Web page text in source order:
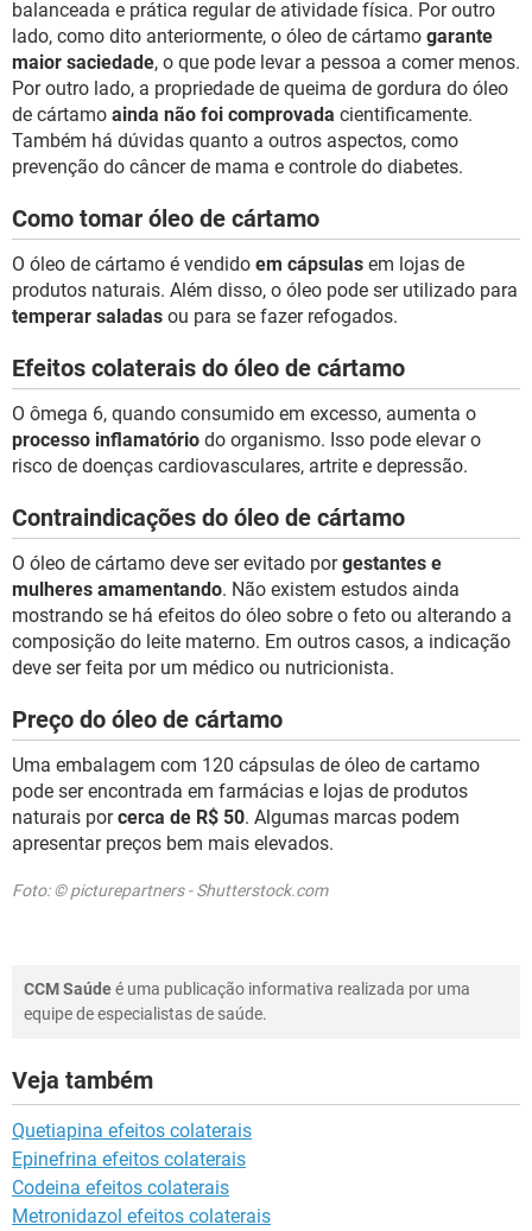
balanceada e prática regular de atividade física. Por outro
lado, como dito anteriormente, o óleo de cártamo garante
maior saciedade, o que pode levar a pessoa a comer menos.
Por outro lado, a propriedade de queima de gordura do óleo
de cártamo ainda não foi comprovada cientificamente.
Também há dúvidas quanto a outros aspectos, como
prevenção do câncer de mama e controle do diabetes.
Como tomar óleo de cártamo
O óleo de cártamo é vendido em cápsulas em lojas de
produtos naturais. Além disso, o óleo pode ser utilizado para
temperar saladas ou para se fazer refogados.
Efeitos colaterais do óleo de cártamo
O ômega 6, quando consumido em excesso, aumenta o
processo inflamatório do organismo. Isso pode elevar o
risco de doenças cardiovasculares, artrite e depressão.
Contraindicações do óleo de cártamo
O óleo de cártamo deve ser evitado porgestantes e
mulheres amamentando. Não existem estudos ainda
mostrando se há efeitos do óleo sobre o feto ou alterando a
composição do leite materno. Em outros casos, a indicação
deve ser feita por um médico ou nutricionista.
Preço do óleo de cártamo
Uma embalagem com 120 cápsulas de óleo de cartamo
pode ser encontrada em farmácias e lojas de produtos
naturais porcerca de R$ 50. Algumas marcas podem
apresentar preços bem mais elevados.
Foto: © picturepartners - Shutterstock.com
CCM Saúdeé uma publicação informativa realizada por uma
equipe de especialistas de saúde.
Veja também
Quetiapina efeitos colaterais
Epinefrina efeitos colaterais
Codeina efeitos colaterais
Metronidazol efeitos colaterais